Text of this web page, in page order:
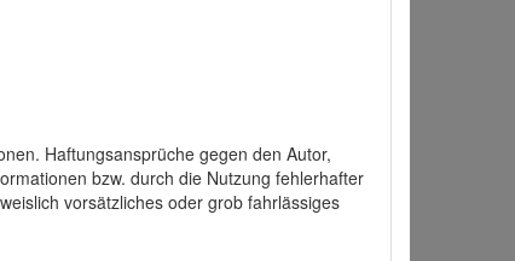
Haftungsansprüche gegen den Autor,
bzw. durch die Nutzung fehlerhafter
vorsätzliches oder grob fahrlässiges